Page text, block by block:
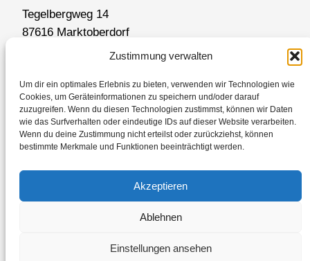
Zustimmung verwalten
Um dir ein optimales Erlebnis zu bieten, verwenden wir Technologien wie
Cookies, um Geräteinformationen zu speichern und/oder darauf
zuzugreifen. Wenn du diesen Technologien zustimmst, können wir Daten
wie das Surfverhalten oder eindeutige IDs auf dieser Website verarbeiten.
Wenn du deine Zustimmung nicht erteilst oder zurückziehst, können
bestimmte Merkmale und Funktionen beeinträchtigt werden.
Akzeptieren
Ablehnen
Einstellungen ansehen
Tegelbergweg 14
87616 Marktoberdorf
Tel: +49 8041 44 33 039
E-Mail: info@schmidtundwendt.de
Impressum
Datenschutz